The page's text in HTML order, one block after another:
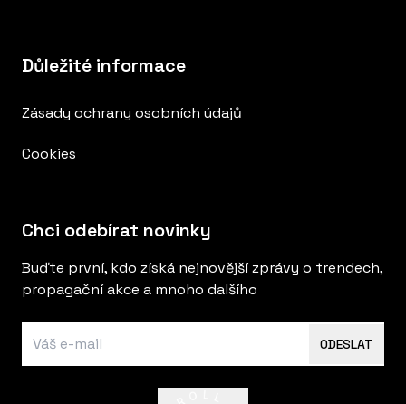
Důležité informace
Zásady ochrany osobních údajů
Cookies
Chci odebírat novinky
Buďte první, kdo získá nejnovější zprávy o trendech,
propagační akce a mnoho dalšího
ODESLAT